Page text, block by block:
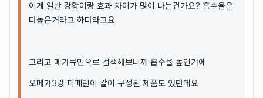
이게 일반 강황이랑 효과 차이가 많이 나는건가요? 흡수율은
더높은거라고 하더라고요
그리고 메가큐민으로 검색해보니까 흡수율 높인거에
오메가3랑 피페린이 같이 구성된 제품도 있던데요